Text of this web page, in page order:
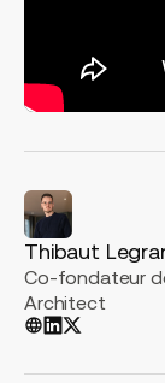
Thibaut
Co-fondateur
Architect